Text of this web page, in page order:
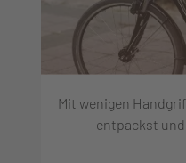
Mit wenigen
entpackst und